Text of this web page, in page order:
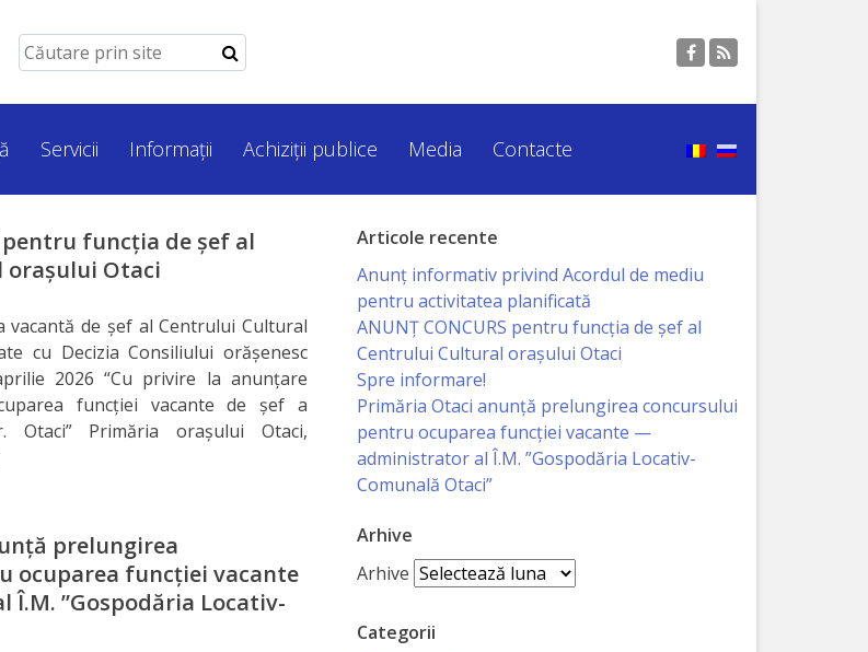
Servicii Informații Achiziții publice Media Contacte
pentru funcţia de şef al
Otaci
vacantă de şef al Centrului Cultural
cu Decizia Consiliului orăşenesc
2026 “Cu privire la anunţare
funcţiei vacante de șef a
Otaci” Primăria oraşului Otaci,
prelungirea
ocuparea funcției vacante
”Gospodăria Locativ-
Articole recente
Anunț informativ privind Acordul de mediu
pentru activitatea planificată
ANUNŢ CONCURS pentru funcţia de şef al
Centrului Cultural oraşului Otaci
Spre informare!
Primăria Otaci anunță prelungirea concursului
pentru ocuparea funcției vacante —
administrator al Î.M. ”Gospodăria Locativ-
Comunală Otaci”
Arhive
Arhive
Categorii